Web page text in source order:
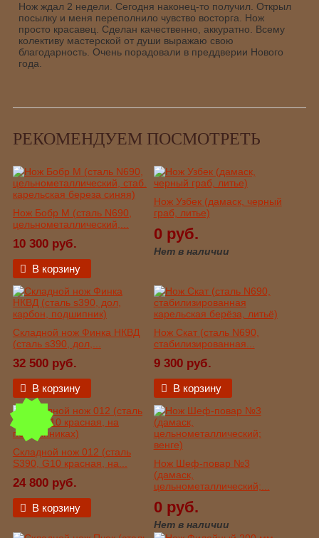
Нож ждал 2 недели. Сегодня наконец-то получил. Открыл
посылку и меня переполнило чувство восторга. Нож
просто красавец. Сделан качественно, аккуратно. Всему
колективу мастерской от души выражаю свою
благодарность. Очень порадовали в преддверии Нового
года.
РЕКОМЕНДУЕМ ПОСМОТРЕТЬ
Нож Бобр М (сталь N690,
цельнометаллический,...
10 300 руб.
В корзину
Нож Узбек (дамаск, черный
граб, литье)
0 руб.
Нет в наличии
Складной нож Финка НКВД
(сталь s390, дол,...
32 500 руб.
В корзину
Нож Скат (сталь N690,
стабилизированная...
9 300 руб.
В корзину
Складной нож 012 (сталь
S390, G10 красная, на...
24 800 руб.
В корзину
Нож Шеф-повар №3
(дамаск,
цельнометаллический;...
0 руб.
Нет в наличии